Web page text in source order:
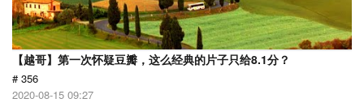
【越哥】第一次怀疑豆瓣，这么经典的片子只给8.1分？
# 356
2020-08-15 09:27